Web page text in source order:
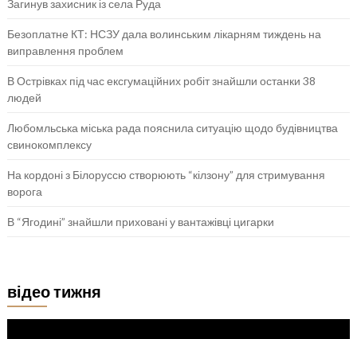
Загинув захисник із села Руда
Безоплатне КТ: НСЗУ дала волинським лікарням тиждень на
виправлення проблем
В Острівках під час ексгумаційних робіт знайшли останки 38
людей
Любомльська міська рада пояснила ситуацію щодо будівництва
свинокомплексу
На кордоні з Білоруссю створюють “кілзону” для стримування
ворога
В “Ягодині” знайшли приховані у вантажівці цигарки
відео тижня